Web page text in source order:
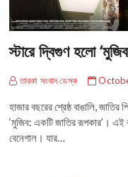
স্টারে দ্বিগুণ হলো
তারকা সংবাদ ডেস্ক
হাজার বছরের শ্রেষ্ঠ বাঙালি,
‘মুজিব: একটি জাতির রূপকার’। এই
বেনেগাল। যার…